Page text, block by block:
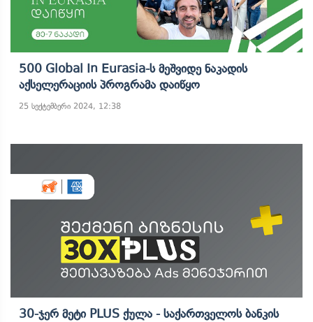
500 Global In Eurasia-Ს Მეშვიდე Ნაკადის
Აქსელერაციის Პროგრამა Დაიწყო
25 სექტემბერი 2024, 12:38
30-Ჯერ Მეტი PLUS Ქულა - Საქართველოს Ბანკის